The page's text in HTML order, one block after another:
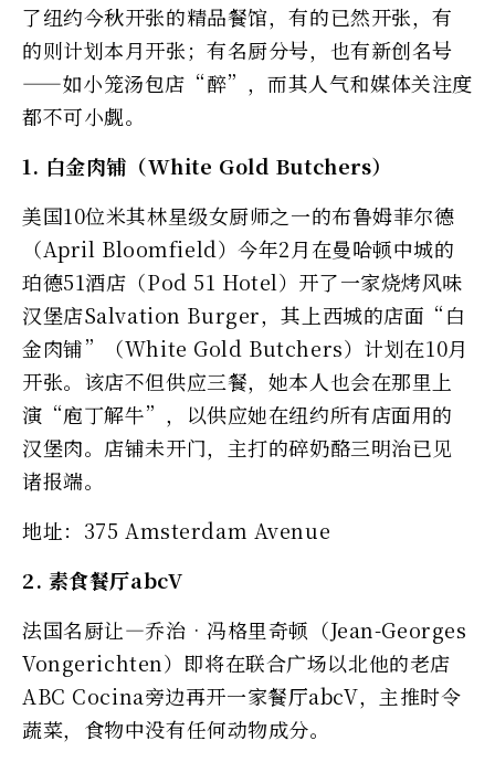
了纽约今秋开张的精品餐馆，有的已然开张，有
的则计划本月开张；有名厨分号，也有新创名号
——如小笼汤包店“醉”，而其人气和媒体关注度
都不可小觑。
1. 白金肉铺（White Gold Butchers）
美国10位米其林星级女厨师之一的布鲁姆菲尔德
（April Bloomfield）今年2月在曼哈顿中城的
珀德51酒店（Pod 51 Hotel）开了一家烧烤风味
汉堡店Salvation Burger，其上西城的店面“白
金肉铺”（White Gold Butchers）计划在10月
开张。该店不但供应三餐，她本人也会在那里上
演“庖丁解牛”，以供应她在纽约所有店面用的
汉堡肉。店铺未开门，主打的碎奶酪三明治已见
诸报端。
地址：375 Amsterdam Avenue
2. 素食餐厅abcV
法国名厨让—乔治‧冯格里奇顿（Jean-Georges
Vongerichten）即将在联合广场以北他的老店
ABC Cocina旁边再开一家餐厅abcV，主推时令
蔬菜，食物中没有任何动物成分。